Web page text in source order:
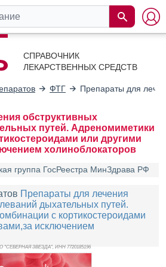
СПРАВОЧНИК
ЛЕКАРСТВЕННЫХ СРЕДСТВ
ФТГ Препараты для
обструктивных
путей. Адреномиметики
или другими
холиноблокаторов
группа ГосРеестра МинЗдрава РФ
Препараты для лечения
дыхательных путей.
с кортикостероидами
исключением
"СЕВЕРНАЯ ЗВЕЗДА", ИНН 7720185196